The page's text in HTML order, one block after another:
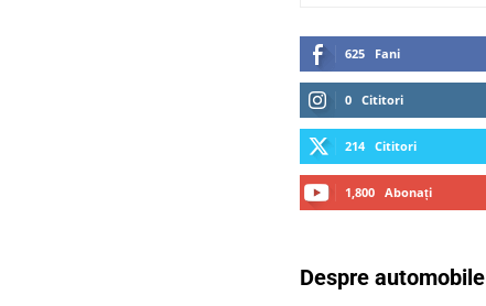
625 Fani
0 Cititori
214 Cititori
1,800 Abonați
Despre automobile